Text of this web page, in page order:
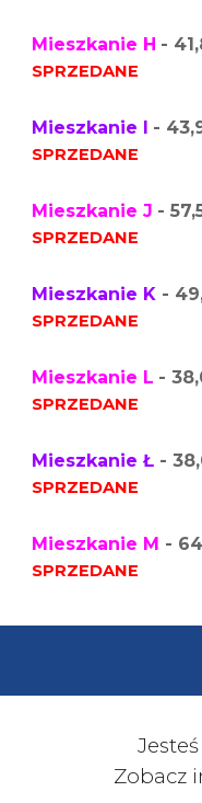
Mieszkanie H -
SPRZEDANE
Mieszkanie I -
SPRZEDANE
Mieszkanie J -
SPRZEDANE
Mieszkanie K -
SPRZEDANE
Mieszkanie L -
SPRZEDANE
Mieszkanie Ł -
SPRZEDANE
Mieszkanie M -
SPRZEDANE
Zobacz